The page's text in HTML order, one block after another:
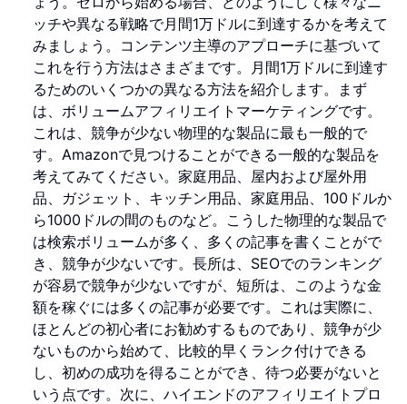
ッチや異なる戦略で月間1万ドルに到達するかを考えて
みましょう。コンテンツ主導のアプローチに基づいて
これを行う方法はさまざまです。月間1万ドルに到達す
るためのいくつかの異なる方法を紹介します。まず
は、ボリュームアフィリエイトマーケティングです。
これは、競争が少ない物理的な製品に最も一般的で
す。Amazonで見つけることができる一般的な製品を
考えてみてください。家庭用品、屋内および屋外用
品、ガジェット、キッチン用品、家庭用品、100ドルか
ら1000ドルの間のものなど。こうした物理的な製品で
は検索ボリュームが多く、多くの記事を書くことがで
き、競争が少ないです。長所は、SEOでのランキング
が容易で競争が少ないですが、短所は、このような金
額を稼ぐには多くの記事が必要です。これは実際に、
ほとんどの初心者にお勧めするものであり、競争が少
ないものから始めて、比較的早くランク付けできる
し、初めの成功を得ることができ、待つ必要がないと
いう点です。次に、ハイエンドのアフィリエイトプロ